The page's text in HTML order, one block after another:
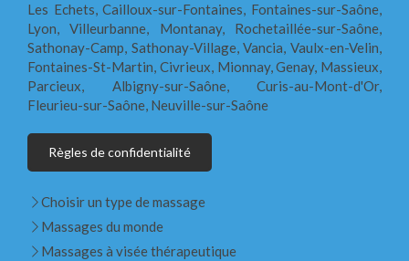
Les Echets, Cailloux-sur-Fontaines, Fontaines-sur-Saône,
Lyon, Villeurbanne, Montanay, Rochetaillée-sur-Saône,
Sathonay-Camp, Sathonay-Village, Vancia, Vaulx-en-Velin,
Fontaines-St-Martin, Civrieux, Mionnay, Genay, Massieux,
Parcieux, Albigny-sur-Saône, Curis-au-Mont-d'Or,
Fleurieu-sur-Saône, Neuville-sur-Saône
Règles de confidentialité
Choisir un type de massage
Massages du monde
Massages à visée thérapeutique